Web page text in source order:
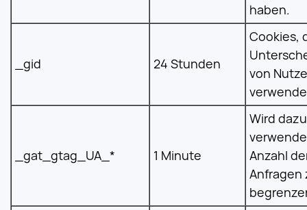
haben.
_gid 24 Stunden
Cookies,
von
_gat_gtag_UA_* 1 Minute
Wird dazu
Anzahl
Anfragen